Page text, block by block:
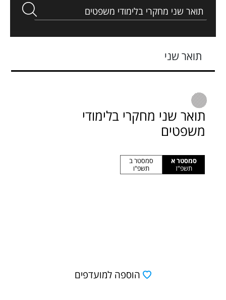
תואר שני
תואר שני מחקרי בלימודי
משפטים
סמסטר א
תשפ"ז
סמסטר ב
תשפ"ו
הוספה למועדפים